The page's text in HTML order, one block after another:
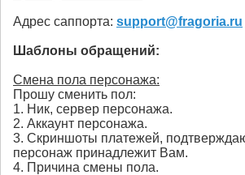
Адрес саппорта: support@fragoria.ru
Шаблоны обращений:
Смена пола персонажа:
Прошу сменить пол:
1. Ник, сервер персонажа.
2. Аккаунт персонажа.
3. Скриншоты платежей,
персонаж принадлежит Вам.
4. Причина смены пола.